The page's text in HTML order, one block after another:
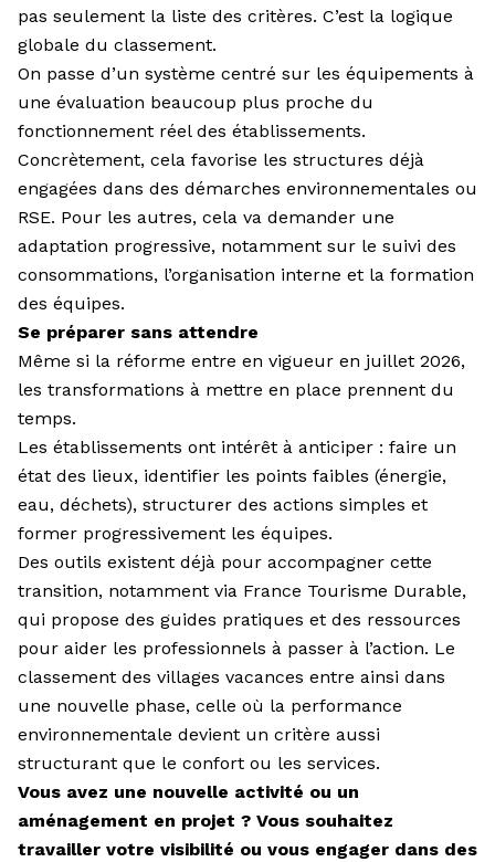
pas seulement la liste des critères. C’est la logique
globale du classement.
On passe d’un système centré sur les équipements à
une évaluation beaucoup plus proche du
fonctionnement réel des établissements.
Concrètement, cela favorise les structures déjà
engagées dans des démarches environnementales ou
RSE. Pour les autres, cela va demander une
adaptation progressive, notamment sur le suivi des
consommations, l’organisation interne et la formation
des équipes.
Se préparer sans attendre
Même si la réforme entre en vigueur en juillet 2026,
les transformations à mettre en place prennent du
temps.
Les établissements ont intérêt à anticiper : faire un
état des lieux, identifier les points faibles (énergie,
eau, déchets), structurer des actions simples et
former progressivement les équipes.
Des outils existent déjà pour accompagner cette
transition, notamment via France Tourisme Durable,
qui propose des guides pratiques et des ressources
pour aider les professionnels à passer à l’action. Le
classement des villages vacances entre ainsi dans
une nouvelle phase, celle où la performance
environnementale devient un critère aussi
structurant que le confort ou les services.
Vous avez une nouvelle activité ou un
aménagement en projet ? Vous souhaitez
travailler votre visibilité ou vous engager dans des